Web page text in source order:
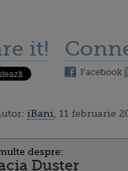
it!
Facebook
iBani , 11 februarie
despre:
Duster